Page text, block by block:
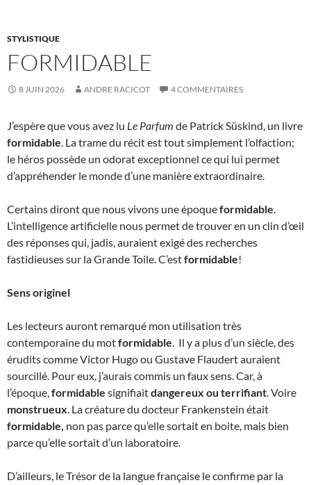
STYLISTIQUE
FORMIDABLE
8 JUIN 2026 ANDRE RACICOT 4 COMMENTAIRES
J’espère que vous avez lu Le Parfum de Patrick Süskind, un livre
formidable. La trame du récit est tout simplement l’olfaction;
le héros possède un odorat exceptionnel ce qui lui permet
d’appréhender le monde d’une manière extraordinaire.
Certains diront que nous vivons une époqueformidable.
L’intelligence artificielle nous permet de trouver en un clin d’œil
des réponses qui, jadis, auraient exigé des recherches
fastidieuses sur la Grande Toile. C’estformidable!
Sens originel
Les lecteurs auront remarqué mon utilisation très
contemporaine du motformidable. Il y a plus d’un siècle, des
érudits comme Victor Hugo ou Gustave Flaudert auraient
sourcillé. Pour eux, j’aurais commis un faux sens. Car, à
l’époque,formidable signifiaitdangereux ou terrifiant. Voire
monstrueux. La créature du docteur Frankenstein était
formidable, non pas parce qu’elle sortait en boite, mais bien
parce qu’elle sortait d’un laboratoire.
D’ailleurs, le Trésor de la langue française le confirme par la